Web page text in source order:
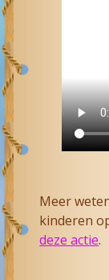
Meer
kinderen
deze actie.